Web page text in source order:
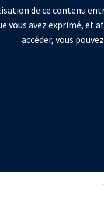
de ce contenu
vous avez exprimé, et
accéder, vous